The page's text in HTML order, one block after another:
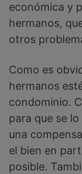
económica y
hermanos,
otros
Como es
hermanos
condominio.
para que se
una
el bien en
posible.